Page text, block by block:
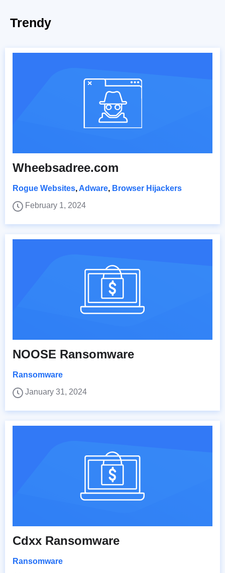
Trendy
Wheebsadree.com
Rogue Websites, Adware, Browser Hijackers
February 1, 2024
NOOSE Ransomware
Ransomware
January 31, 2024
Cdxx Ransomware
Ransomware